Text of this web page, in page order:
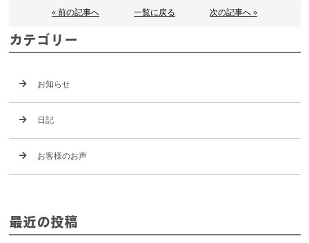
« 前の記事へ 一覧に戻る 次の記事へ »
カテゴリー
お知らせ
日記
お客様のお声
最近の投稿